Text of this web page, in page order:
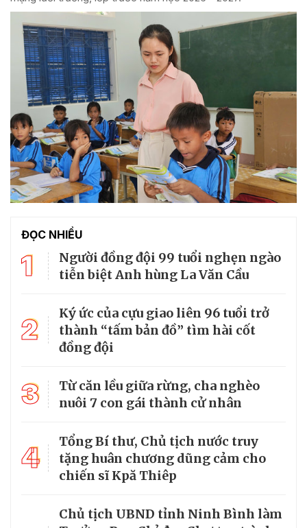
ĐỌC NHIỀU
1
Người đồng đội 99 tuổi nghẹn ngào
tiễn biệt Anh hùng La Văn Cầu
2
Ký ức của cựu giao liên 96 tuổi trở
thành “tấm bản đồ” tìm hài cốt
đồng đội
3
Từ căn lều giữa rừng, cha nghèo
nuôi 7 con gái thành cử nhân
4
Tổng Bí thư, Chủ tịch nước truy
tặng huân chương dũng cảm cho
chiến sĩ Kpă Thiêp
Chủ tịch UBND tỉnh Ninh Bình làm